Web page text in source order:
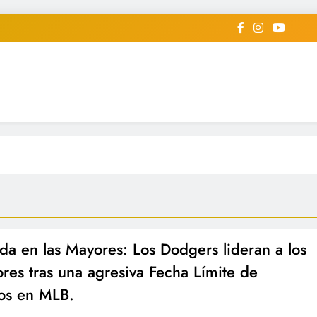
Deportivo Digital"
#deportealdiaperiodico
en las Mayores: Los Dodgers lideran a los
tras una agresiva Fecha Límite de
en MLB.